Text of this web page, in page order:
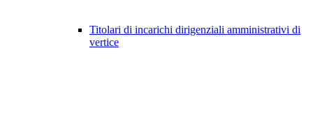
Titolari di incarichi dirigenziali amministrativi di
vertice